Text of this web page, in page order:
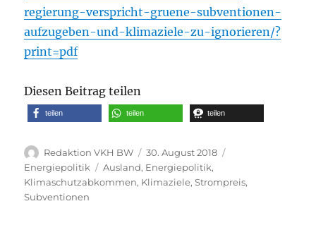
regierung-verspricht-gruene-subventionen-
aufzugeben-und-klimaziele-zu-ignorieren/?
print=pdf
Diesen Beitrag teilen
teilen teilen teilen
Autor
Redaktion VKH BW
Veröffentlicht
am
30. August 2018
Energiepolitik
Schlagwörter
Ausland, Energiepolitik,
Klimaschutzabkommen, Klimaziele,Strompreis,
Subventionen